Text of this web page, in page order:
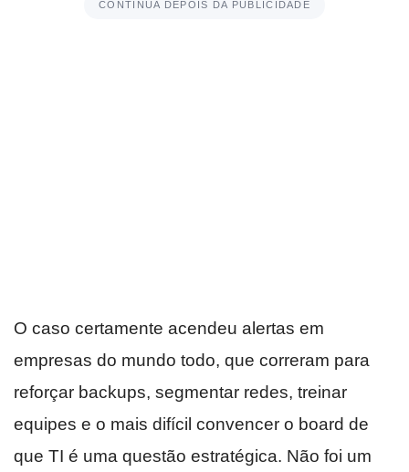
CONTINUA DEPOIS DA PUBLICIDADE
O caso certamente acendeu alertas em
empresas do mundo todo, que correram para
reforçar backups, segmentar redes, treinar
equipes e o mais difícil convencer o board de
que TI é uma questão estratégica. Não foi um